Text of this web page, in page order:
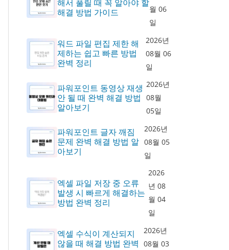
해서 풀릴 때 꼭 알아야 할
해결 방법 가이드
월 06
일
워드 파일 편집 제한 해
제하는 쉽고 빠른 방법
완벽 정리
2026년
08월 06
일
파워포인트 동영상 재생
안 될 때 완벽 해결 방법
알아보기
2026년
08월
05일
파워포인트 글자 깨짐
문제 완벽 해결 방법 알
아보기
2026년
08월 05
일
엑셀 파일 저장 중 오류
발생 시 빠르게 해결하는
방법 완벽 정리
2026
년 08
월 04
일
엑셀 수식이 계산되지
않을 때 해결 방법 완벽
2026년
08월 03